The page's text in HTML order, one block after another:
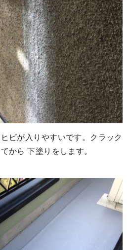
ビが入りやすいです。クラック
から 下塗りをします。